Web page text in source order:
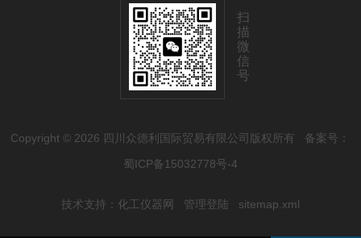
扫
描
微
信
号
Copyright © 2026 四川众德利国际贸易有限公司版权所有 备案号：
蜀ICP备15032778号-4
技术支持： 化工仪器网 管理登陆 sitemap.xml